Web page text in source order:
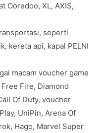
Ooredoo, XL, AXIS,
seperti
kereta api, kapal PELNI
macam voucher game
Fire, Diamond
Of Duty, voucher
UniPin, Arena Of
Hago, Marvel Super